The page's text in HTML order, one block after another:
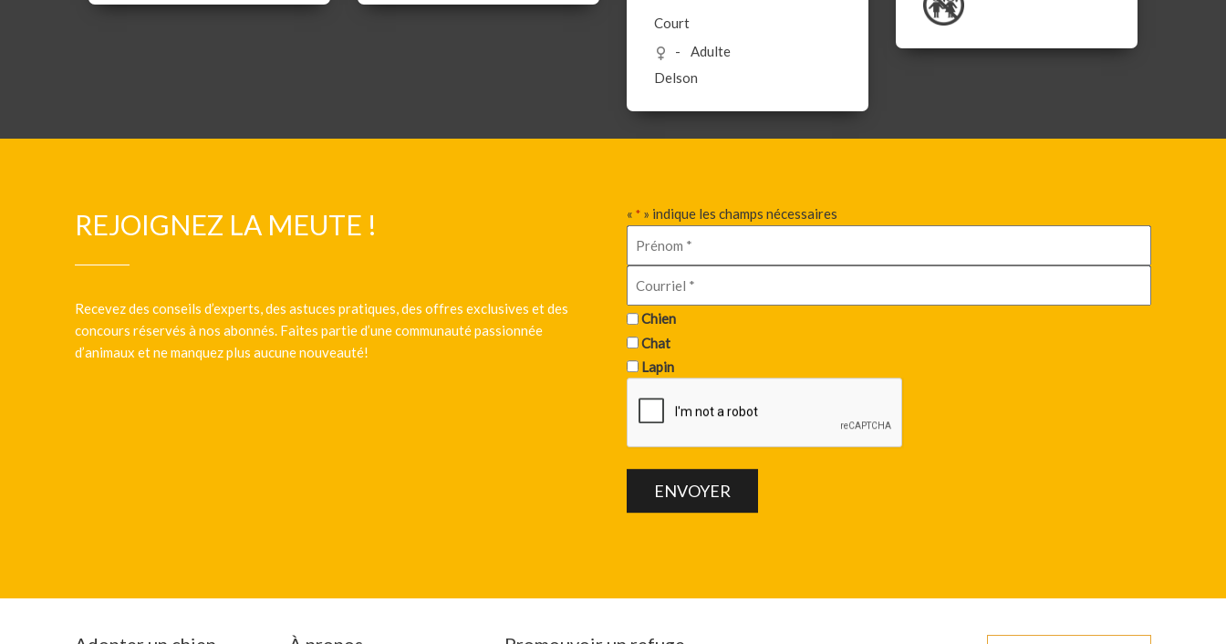
Court
Adulte
Delson
REJOIGNEZ LA MEUTE !
Recevez des conseils d’experts, des astuces pratiques, des offres exclusives et des
concours réservés à nos abonnés. Faites partie d’une communauté passionnée
d’animaux et ne manquez plus aucune nouveauté!
« * » indique les champs nécessaires
Chien
Chat
Lapin